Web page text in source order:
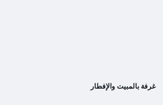
غرفة بالمبيت والإفطار